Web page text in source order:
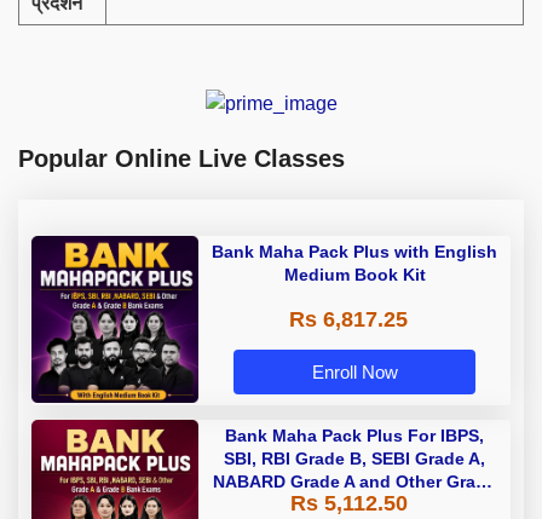
Popular Online Live Classes
Bank Maha Pack Plus with English
Medium Book Kit
Rs 6,817.25
Enroll Now
Bank Maha Pack Plus For IBPS,
SBI, RBI Grade B, SEBI Grade A,
NABARD Grade A and Other Grade
A & Grade B Bank Exams
Rs 5,112.50